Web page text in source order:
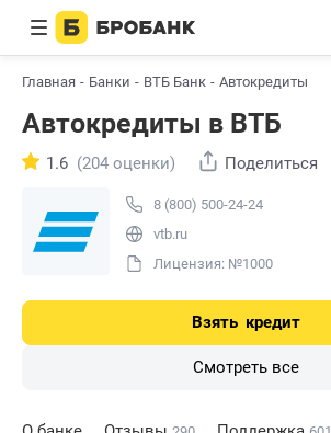
Главная Банки ВТБ Банк Автокредиты
Автокредиты в ВТБ
8 (800) 500-24-24
vtb.ru
Лицензия: №1000
1.6 (204 оценки) Поделиться
Взять кредит
Смотреть все